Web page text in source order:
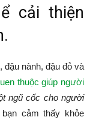
cải thiện
nành, đậu đỏ và
thuộc giúp người
ngũ cốc cho người
cảm thấy khỏe